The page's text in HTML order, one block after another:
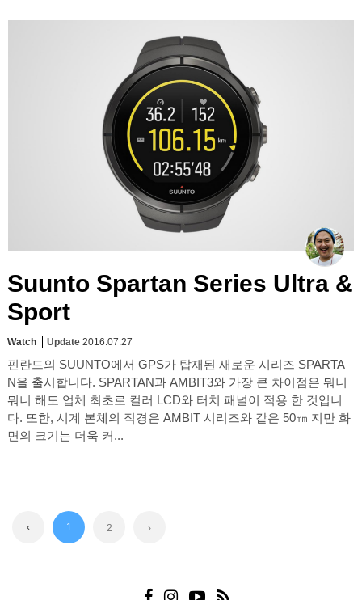
Suunto Spartan Series Ultra &
Sport
Watch Update 2016.07.27
핀란드의 SUUNTO에서 GPS가 탑재된 새로운 시리즈 SPARTA
N을 출시합니다. SPARTAN과 AMBIT3와 가장 큰 차이점은 뭐니
뭐니 해도 업체 최초로 컬러 LCD와 터치 패널이 적용 한 것입니
다. 또한, 시계 본체의 직경은 AMBIT 시리즈와 같은 50㎜ 지만 화
면의 크기는 더욱 커...
‹ 1 2 ›